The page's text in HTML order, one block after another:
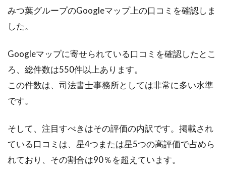
みつ葉グループのGoogleマップ上の口コミを確認しま
した。
Googleマップに寄せられている口コミを確認したとこ
ろ、総件数は550件以上あります。
この件数は、司法書士事務所としては非常に多い水準
です。
そして、注目すべきはその評価の内訳です。掲載され
ている口コミは、星4つまたは星5つの高評価で占めら
れており、その割合は90％を超えています。